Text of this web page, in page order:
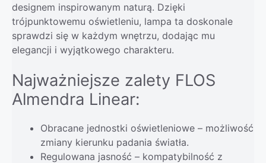
designem inspirowanym naturą. Dzięki
trójpunktowemu oświetleniu, lampa ta doskonale
sprawdzi się w każdym wnętrzu, dodając mu
elegancji i wyjątkowego charakteru.
Najważniejsze zalety FLOS
Almendra Linear:
Obracane jednostki oświetleniowe – możliwość
zmiany kierunku padania światła.
Regulowana jasność – kompatybilność z